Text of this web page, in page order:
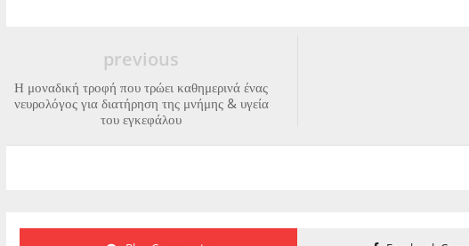
previous
Η μοναδική τροφή που τρώει καθημερινά ένας
νευρολόγος για διατήρηση της μνήμης & υγεία
του εγκεφάλου